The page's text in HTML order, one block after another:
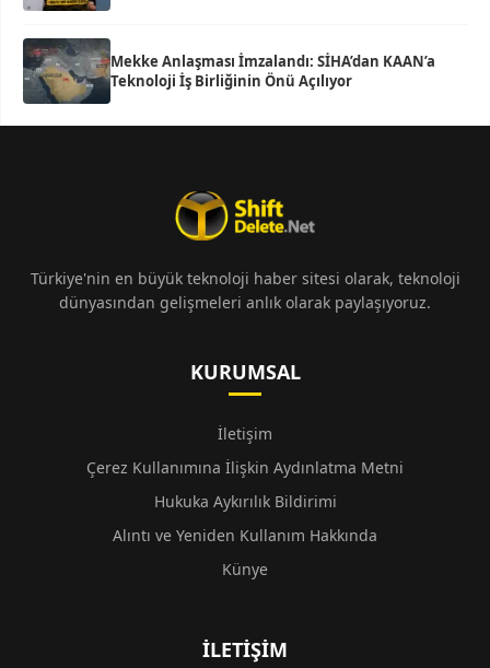
Mekke Anlaşması İmzalandı: SİHA’dan KAAN’a
Teknoloji İş Birliğinin Önü Açılıyor
Türkiye'nin en büyük teknoloji haber sitesi olarak, teknoloji
dünyasından gelişmeleri anlık olarak paylaşıyoruz.
KURUMSAL
İletişim
Çerez Kullanımına İlişkin Aydınlatma Metni
Hukuka Aykırılık Bildirimi
Alıntı ve Yeniden Kullanım Hakkında
Künye
İLETIŞIM